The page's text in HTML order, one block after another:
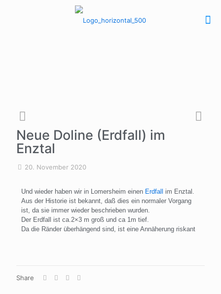
Neue Doline (Erdfall) im
Enztal
20. November 2020
Und wieder haben wir in Lomersheim einen Erdfall
im Enztal.
Aus der Historie ist bekannt, daß dies ein normaler Vorgang
ist, da sie immer wieder beschrieben wurden.
Der Erdfall ist ca.2×3 m groß und ca 1m tief.
Da die Ränder überhängend sind, ist eine Annäherung riskant
Share